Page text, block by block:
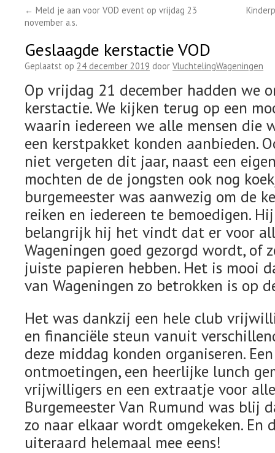
← Meld je aan voor VOD event op vrijdag 23
november a.s.
Geslaagde kerstactie VOD
Geplaatst op 24 december 2019 door VluchtelingWageningen
Op vrijdag 21 december hadden we
kerstactie. We kijken terug op een
waarin iedereen we alle mensen die
een kerstpakket konden aanbieden.
niet vergeten dit jaar, naast een
mochten de de jongsten ook nog
burgemeester was aanwezig om de
reiken en iedereen te bemoedigen.
belangrijk hij het vindt dat er voor
Wageningen goed gezorgd wordt, of
juiste papieren hebben. Het is mooi
van Wageningen zo betrokken is op
Het was dankzij een hele club
en financiële steun vanuit
deze middag konden organiseren.
ontmoetingen, een heerlijke lunch
vrijwilligers en een extraatje voor
Burgemeester Van Rumund was blij
zo naar elkaar wordt omgekeken.
uiteraard helemaal mee eens!